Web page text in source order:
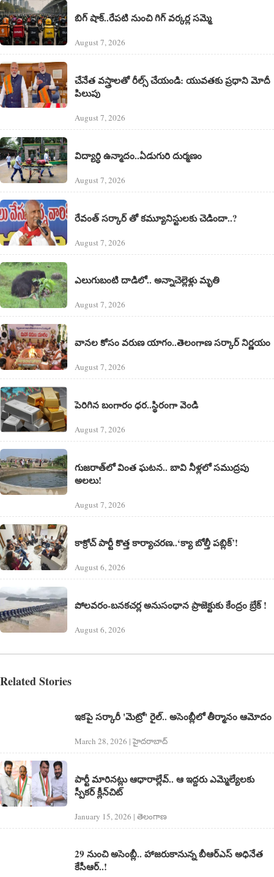
బిగ్ షాక్..రేపటి నుంచి గిగ్ వర్కర్ల సమ్మె
August 7, 2026
చేనేత వస్త్రాలతో రీల్స్ చేయండి: యువతకు ప్రధాని మోదీ
పిలుపు
August 7, 2026
విద్యార్ధి ఉన్మాదం..ఏడుగురి దుర్మణం
August 7, 2026
రేవంత్ సర్కార్ తో కమ్యూనిస్టులకు చెడిందా..?
August 7, 2026
ఎలుగుబంటి దాడిలో.. అన్నాచెల్లెళ్లు మృతి
August 7, 2026
వానల కోసం వరుణ యాగం..తెలంగాణ సర్కార్ నిర్ణయం
August 7, 2026
పెరిగిన బంగారం ధర..స్థిరంగా వెండి
August 7, 2026
గుజరాత్‌లో వింత ఘటన.. బావి నీళ్లలో సముద్రపు
అలలు!
August 7, 2026
కాక్రోచ్ పార్టీ కొత్త కార్యాచరణ..‘క్యా బోల్తీ పబ్లిక్’!
August 6, 2026
పోలవరం-బనకచర్ల అనుసంధాన ప్రాజెక్టుకు కేంద్రం బ్రేక్ !
August 6, 2026
Related Stories
ఇకపై సర్కారీ 'మెట్రో' రైల్.. అసెంబ్లీలో తీర్మానం ఆమోదం
March 28, 2026 | హైదరాబాద్​
పార్టీ మారిన‌ట్లు ఆధారాల్లేవ్.. ఆ ఇద్ద‌రు ఎమ్మెల్యేల‌కు
స్పీక‌ర్ క్లీన్‌చిట్‌
January 15, 2026 | తెలంగాణ‌
29 నుంచి అసెంబ్లీ.. హాజ‌రుకానున్న బీఆర్ఎస్ అధినేత
కేసీఆర్..!